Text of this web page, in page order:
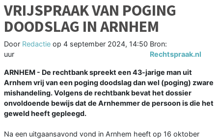
VRIJSPRAAK VAN POGING
DOODSLAG IN ARNHEM
Door Redactie op 4 september 2024, 14:50
uur
Bron:
Rechtspraak.nl
ARNHEM - De rechtbank spreekt een 43-jarige man uit
Arnhem vrij van een poging doodslag dan wel (poging) zware
mishandeling. Volgens de rechtbank bevat het dossier
onvoldoende bewijs dat de Arnhemmer de persoon is die het
geweld heeft gepleegd.
Na een uitgaansavond vond in Arnhem heeft op 16 oktober